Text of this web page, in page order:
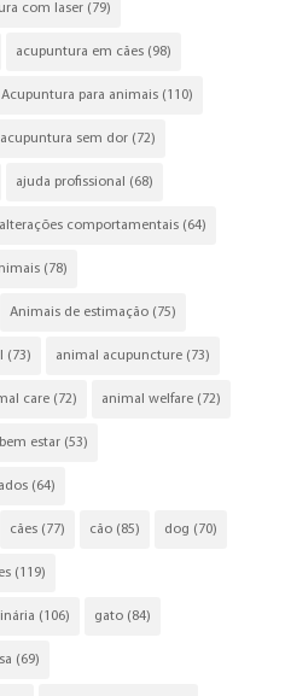
com laser(79)
acupuntura em cães(98)
Acupuntura para animais(110)
acupuntura sem dor(72)
ajuda profissional (68)
alterações comportamentais(64)
(78)
Animais de estimação(75)
(73) animal acupuncture(73)
care(72) animal welfare(72)
bem estar(53)
(64)
cães(77) cão(85) dog (70)
(119)
(106) gato(84)
(69)